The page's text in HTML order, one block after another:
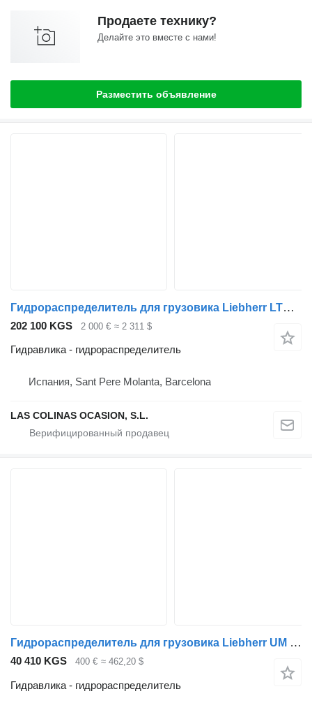
Продаете технику?
Делайте это вместе с нами!
Разместить объявление
Гидрораспределитель для грузовика Liebherr LTM 1030
202 100 KGS 2 000 € ≈ 2 311 $
Гидравлика - гидрораспределитель
Испания, Sant Pere Molanta, Barcelona
LAS COLINAS OCASION, S.L.
Гидрораспределитель для грузовика Liebherr UM 120 LTM 1030
40 410 KGS 400 € ≈ 462,20 $
Гидравлика - гидрораспределитель